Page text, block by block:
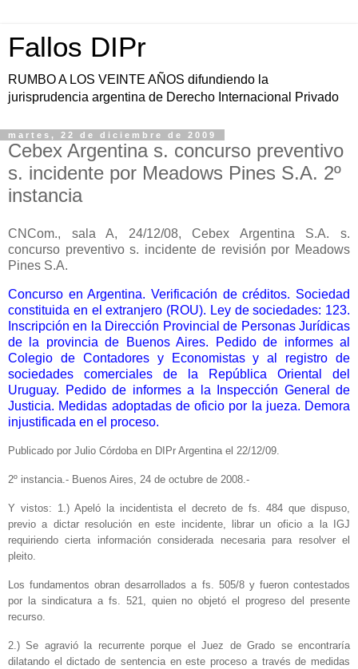
Fallos DIPr
RUMBO A LOS VEINTE AÑOS difundiendo la
jurisprudencia argentina de Derecho Internacional Privado
martes, 22 de diciembre de 2009
Cebex Argentina s. concurso preventivo
s. incidente por Meadows Pines S.A. 2º
instancia
CNCom., sala A, 24/12/08, Cebex Argentina S.A. s.
concurso preventivo s. incidente de revisión por Meadows
Pines S.A.
Concurso en Argentina. Verificación de créditos. Sociedad
constituida en el extranjero (ROU). Ley de sociedades: 123.
Inscripción en la Dirección Provincial de Personas Jurídicas
de la provincia de Buenos Aires. Pedido de informes al
Colegio de Contadores y Economistas y al registro de
sociedades comerciales de la República Oriental del
Uruguay. Pedido de informes a la Inspección General de
Justicia. Medidas adoptadas de oficio por la jueza. Demora
injustificada en el proceso.
Publicado por Julio Córdoba en DIPr Argentina el 22/12/09.
2º instancia.- Buenos Aires, 24 de octubre de 2008.-
Y vistos: 1.) Apeló la incidentista el decreto de fs. 484 que dispuso,
previo a dictar resolución en este incidente, librar un oficio a la IGJ
requiriendo cierta información considerada necesaria para resolver el
pleito.
Los fundamentos obran desarrollados a fs. 505/8 y fueron contestados
por la sindicatura a fs. 521, quien no objetó el progreso del presente
recurso.
2.) Se agravió la recurrente porque el Juez de Grado se encontraría
dilatando el dictado de sentencia en este proceso a través de medidas